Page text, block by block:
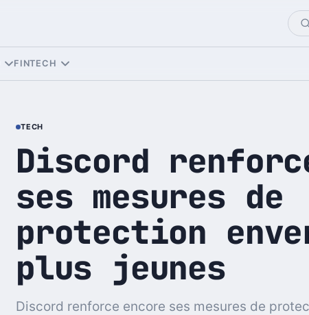
FINTECH
TECH
Discord
ses mesures de
protection
plus jeunes
Discord renforce encore ses mesures de